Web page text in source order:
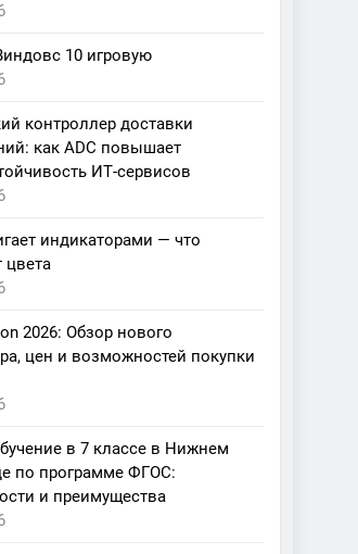
10 игровую
контроллер доставки
как ADC повышает
ИТ-сервисов
индикаторами — что
цвета
2026: Обзор нового
цен и возможностей покупки
в 7 классе в Нижнем
по программе ФГОС:
и преимущества